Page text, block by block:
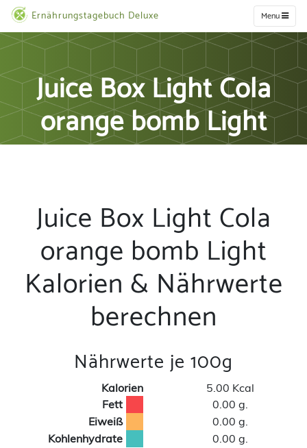
Ernährungstagebuch Deluxe Menu
Juice Box Light Cola
orange bomb Light
Juice Box Light Cola
orange bomb Light
Kalorien & Nährwerte
berechnen
Nährwerte je 100g
Kalorien
5.00 Kcal
Fett
0.00 g.
Eiweiß
0.00 g.
Kohlenhydrate
0.00 g.